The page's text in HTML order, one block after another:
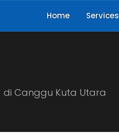
Home Services
di Canggu Kuta Utara